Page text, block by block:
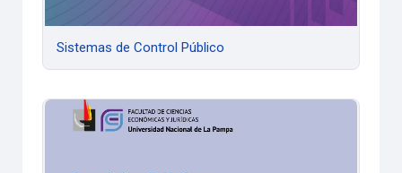
Sistemas de Control Público
Servicios Públicos